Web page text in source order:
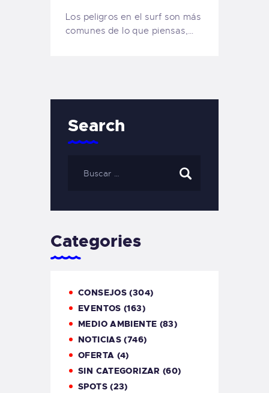
Los peligros en el surf son más
comunes de lo que piensas,…
Search
Categories
CONSEJOS (304)
EVENTOS (163)
MEDIO AMBIENTE (83)
NOTICIAS (746)
OFERTA (4)
SIN CATEGORIZAR (60)
SPOTS(23)